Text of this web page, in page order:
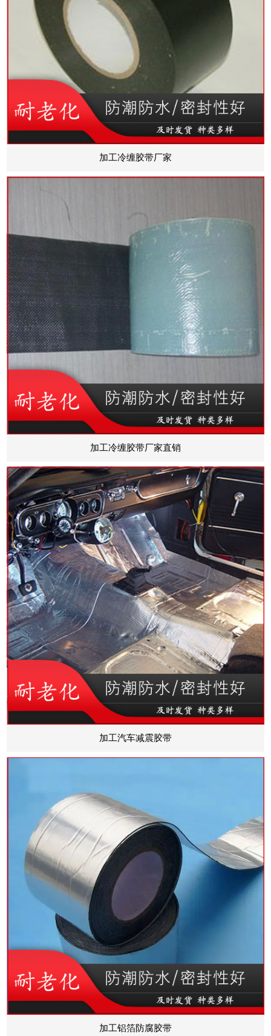
加工冷缠胶带厂家
加工冷缠胶带厂家直销
加工汽车减震胶带
加工铝箔防腐胶带